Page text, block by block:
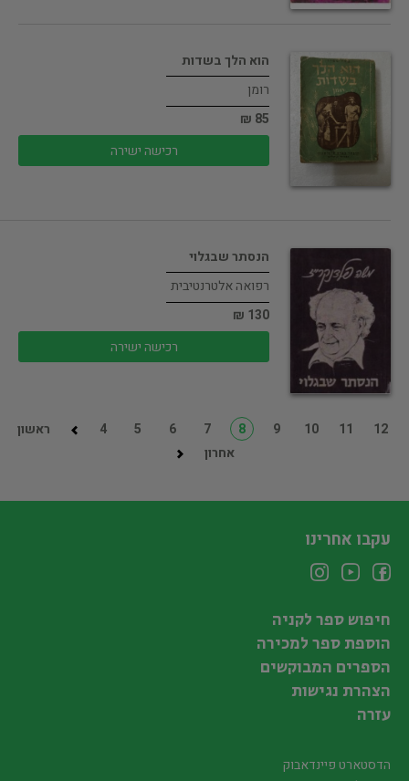
הוא הלך בשדות
רומן
85 ₪
רכישה ישירה
הנסתר שבגלוי
רפואה אלטרנטיבית
130 ₪
רכישה ישירה
ראשון 4 5 6 7 8 9 10 11
12
אחרון
עקבו אחרינו
חיפוש ספר לקניה
הוספת ספר למכירה
הספרים המבוקשים
הצהרת נגישות
עזרה
הדסטארט פיינדאבוק